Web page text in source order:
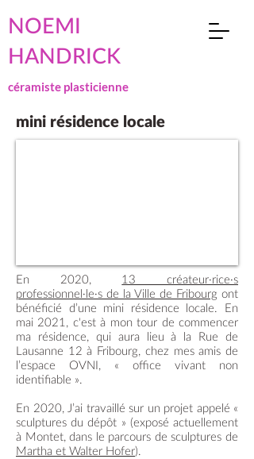
NOEMI
HANDRICK
céramiste plasticienne
mini résidence locale
En 2020, 13 créateur·rice·s
professionnel·le·s de la Ville de Fribourg ont
bénéficié d’une mini résidence locale. En
mai 2021, c'est à mon tour de commencer
ma résidence, qui aura lieu à la Rue de
Lausanne 12 à Fribourg, chez mes amis de
l’espace OVNI, « office vivant non
identifiable ».
En 2020, J’ai travaillé sur un projet appelé «
sculptures du dépôt » (exposé actuellement
à Montet, dans le parcours de sculptures de
Martha et Walter Hofer).